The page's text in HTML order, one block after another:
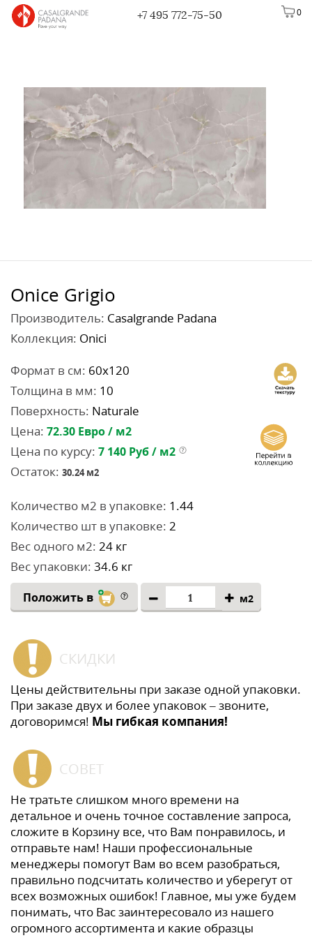
0
+7 495 772-75-50
Onice Grigio
Производитель: Casalgrande Padana
Коллекция: Onici
Формат в см: 60x120
Толщина в мм: 10
Поверхность: Naturale
Цена: 72.30 Евро / м2
Цена по курсу: 7 140 Руб / м2
Остаток: 30.24м2
Количество м2 в упаковке: 1.44
Количество шт в упаковке: 2
Вес одного м2: 24 кг
Вес упаковки: 34.6 кг
Положить в м2
СКИДКИ
Цены действительны при заказе одной упаковки.
При заказе двух и более упаковок – звоните,
договоримся! Мы гибкая компания!
СОВЕТ
Не тратьте слишком много времени на
детальное и очень точное составление запроса,
сложите в Корзину все, что Вам понравилось, и
отправьте нам! Наши профессиональные
менеджеры помогут Вам во всем разобраться,
правильно подсчитать количество и уберегут от
всех возможных ошибок! Главное, мы уже будем
понимать, что Вас заинтересовало из нашего
огромного ассортимента и какие образцы